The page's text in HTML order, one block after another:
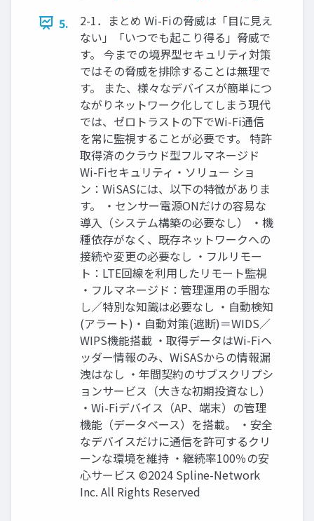
5.
2-1．まとめ Wi-Fiの脅威は「目に見え
ない」「いつでも起こり得る」脅威で
す。 今までの境界型セキュリティ対策
ではその脅威を排除することは無理で
す。 また、様々なデバイスが簡単につ
ながりネットワーク化してしまう現代
では、ゼロトラストの下でWi-Fi通信
を常に監視することが必要です。 特許
取得済のクラウド型フルマネージド
Wi-Fiセキュリティ・ソリュー ショ
ン：WiSASには、以下の特徴がありま
す。 ・センサー電源ONだけの容易な
導入（システム構築の必要なし） ・機
種依存がなく、既存ネットワークへの
接続や変更の必要なし ・フルリモー
ト：LTE回線を利用したリモート監視
・フルマネージド：管理運用の手間な
し／特別な知識は必要なし ・自動検知
(アラート)・自動対策(遮断)＝WIDS／
WIPS機能搭載 ・取得データはWi-Fiヘ
ッダー情報のみ、WiSASからの情報漏
洩はなし ・年間契約のサブスクリプシ
ョンサービス（大きな初期投資なし）
・Wi-Fiデバイス（AP、端末）の管理
機能（データベース）を搭載。 ・安全
なデバイスだけに通信を許可するクリ
ーンな環境を維持 ・継続率100％の安
心サービス ©2024 Spline-Network
Inc. All Rights Reserved